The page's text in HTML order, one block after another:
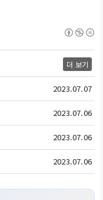
더 보기
2023.07.07
2023.07.06
2023.07.06
2023.07.06